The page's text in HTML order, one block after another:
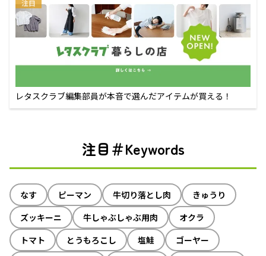
注目
レタスクラブ編集部員が本音で選んだアイテムが買える！
注目＃Keywords
なす ピーマン 牛切り落とし肉
きゅうり
ズッキーニ
牛しゃぶしゃぶ用肉
オクラ
トマト
とうもろこし 塩鮭
ゴーヤー